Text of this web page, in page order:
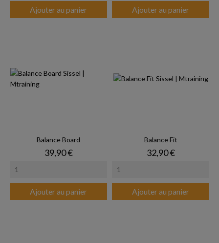
Ajouter au panier Ajouter au panier
Balance Board
Prix
39,90 €
Ajouter au panier
Balance Fit
Prix
32,90 €
Ajouter au panier